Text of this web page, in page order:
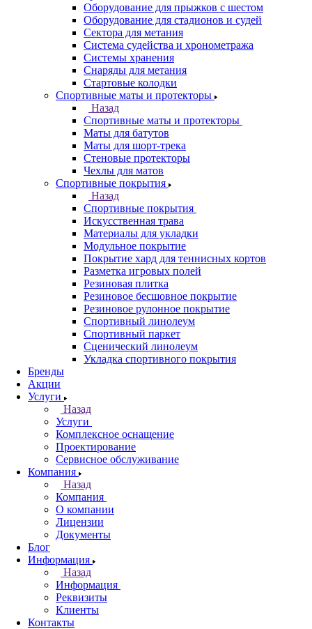
Оборудование для прыжков с шестом
Оборудование для стадионов и судей
Сектора для метания
Система судейства и хронометража
Системы хранения
Снаряды для метания
Стартовые колодки
Спортивные маты и протекторы
Назад
Спортивные маты и протекторы
Маты для батутов
Маты для шорт-трека
Стеновые протекторы
Чехлы для матов
Спортивные покрытия
Назад
Спортивные покрытия
Искусственная трава
Материалы для укладки
Модульное покрытие
Покрытие хард для теннисных кортов
Разметка игровых полей
Резиновая плитка
Резиновое бесшовное покрытие
Резиновое рулонное покрытие
Спортивный линолеум
Спортивный паркет
Сценический линолеум
Укладка спортивного покрытия
Бренды
Акции
Услуги
Назад
Услуги
Комплексное оснащение
Проектирование
Сервисное обслуживание
Компания
Назад
Компания
О компании
Лицензии
Документы
Блог
Информация
Назад
Информация
Реквизиты
Клиенты
Контакты